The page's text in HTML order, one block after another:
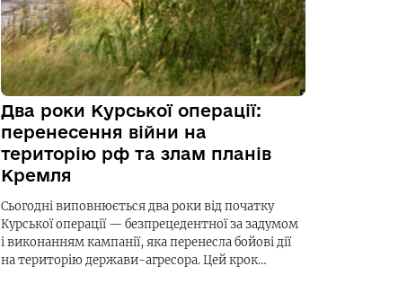
Два роки Курської операції:
перенесення війни на
територію рф та злам планів
Кремля
Сьогодні виповнюється два роки від початку
Курської операції — безпрецедентної за задумом
і виконанням кампанії, яка перенесла бойові дії
на територію держави-агресора. Цей крок…